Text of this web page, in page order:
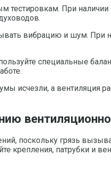
тестировкам. При
вибрацию и шум. При
специальные
исчезли, а вентиляция
поскольку грязь
патрубки и